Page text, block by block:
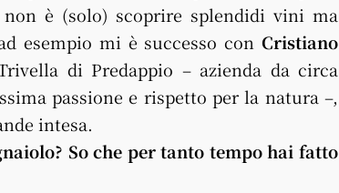
è (solo) scoprire splendidi vini ma
esempio mi è successo con Cristiano
di Predappio – azienda da circa
passione e rispetto per la natura –,
intesa.
So che per tanto tempo hai fatto